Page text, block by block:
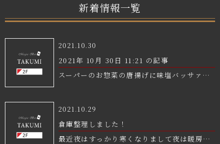
新着情報一覧
2021.10.30
2021年 10月 30日 11:21 の記事
スーパーのお惣菜の唐揚げに味塩バッサァか
んの方が先に亡くなったので結局食いたい物
食ってストレス無い方が長生きなのかと思っ
てる。 にしても唐揚げに味塩かけるのやべー
2021.10.29
倉庫整理しました！
最近夜はすっかり寒くなりまして夜は暖房を